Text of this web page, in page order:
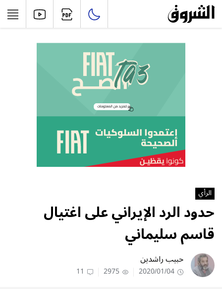
الرأي
حدود الرد الإيراني على اغتيال
قاسم سليماني
حبيب راشدين
2020/01/04
2975
11